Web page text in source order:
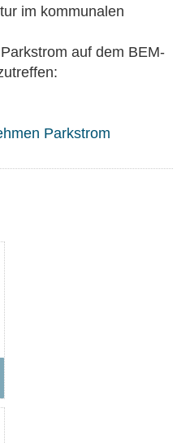
im kommunalen
auf dem BEM-
Parkstrom